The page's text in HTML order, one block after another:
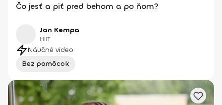
Čo jesť a piť pred behom a po ňom?
Jan Kempa
HIIT
Náučné video
Bez pomôcok